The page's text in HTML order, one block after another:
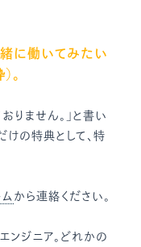
に働いてみたい
。
りません。」と書い
けの特典として、特
から連絡ください。
ンジニア。どれかの